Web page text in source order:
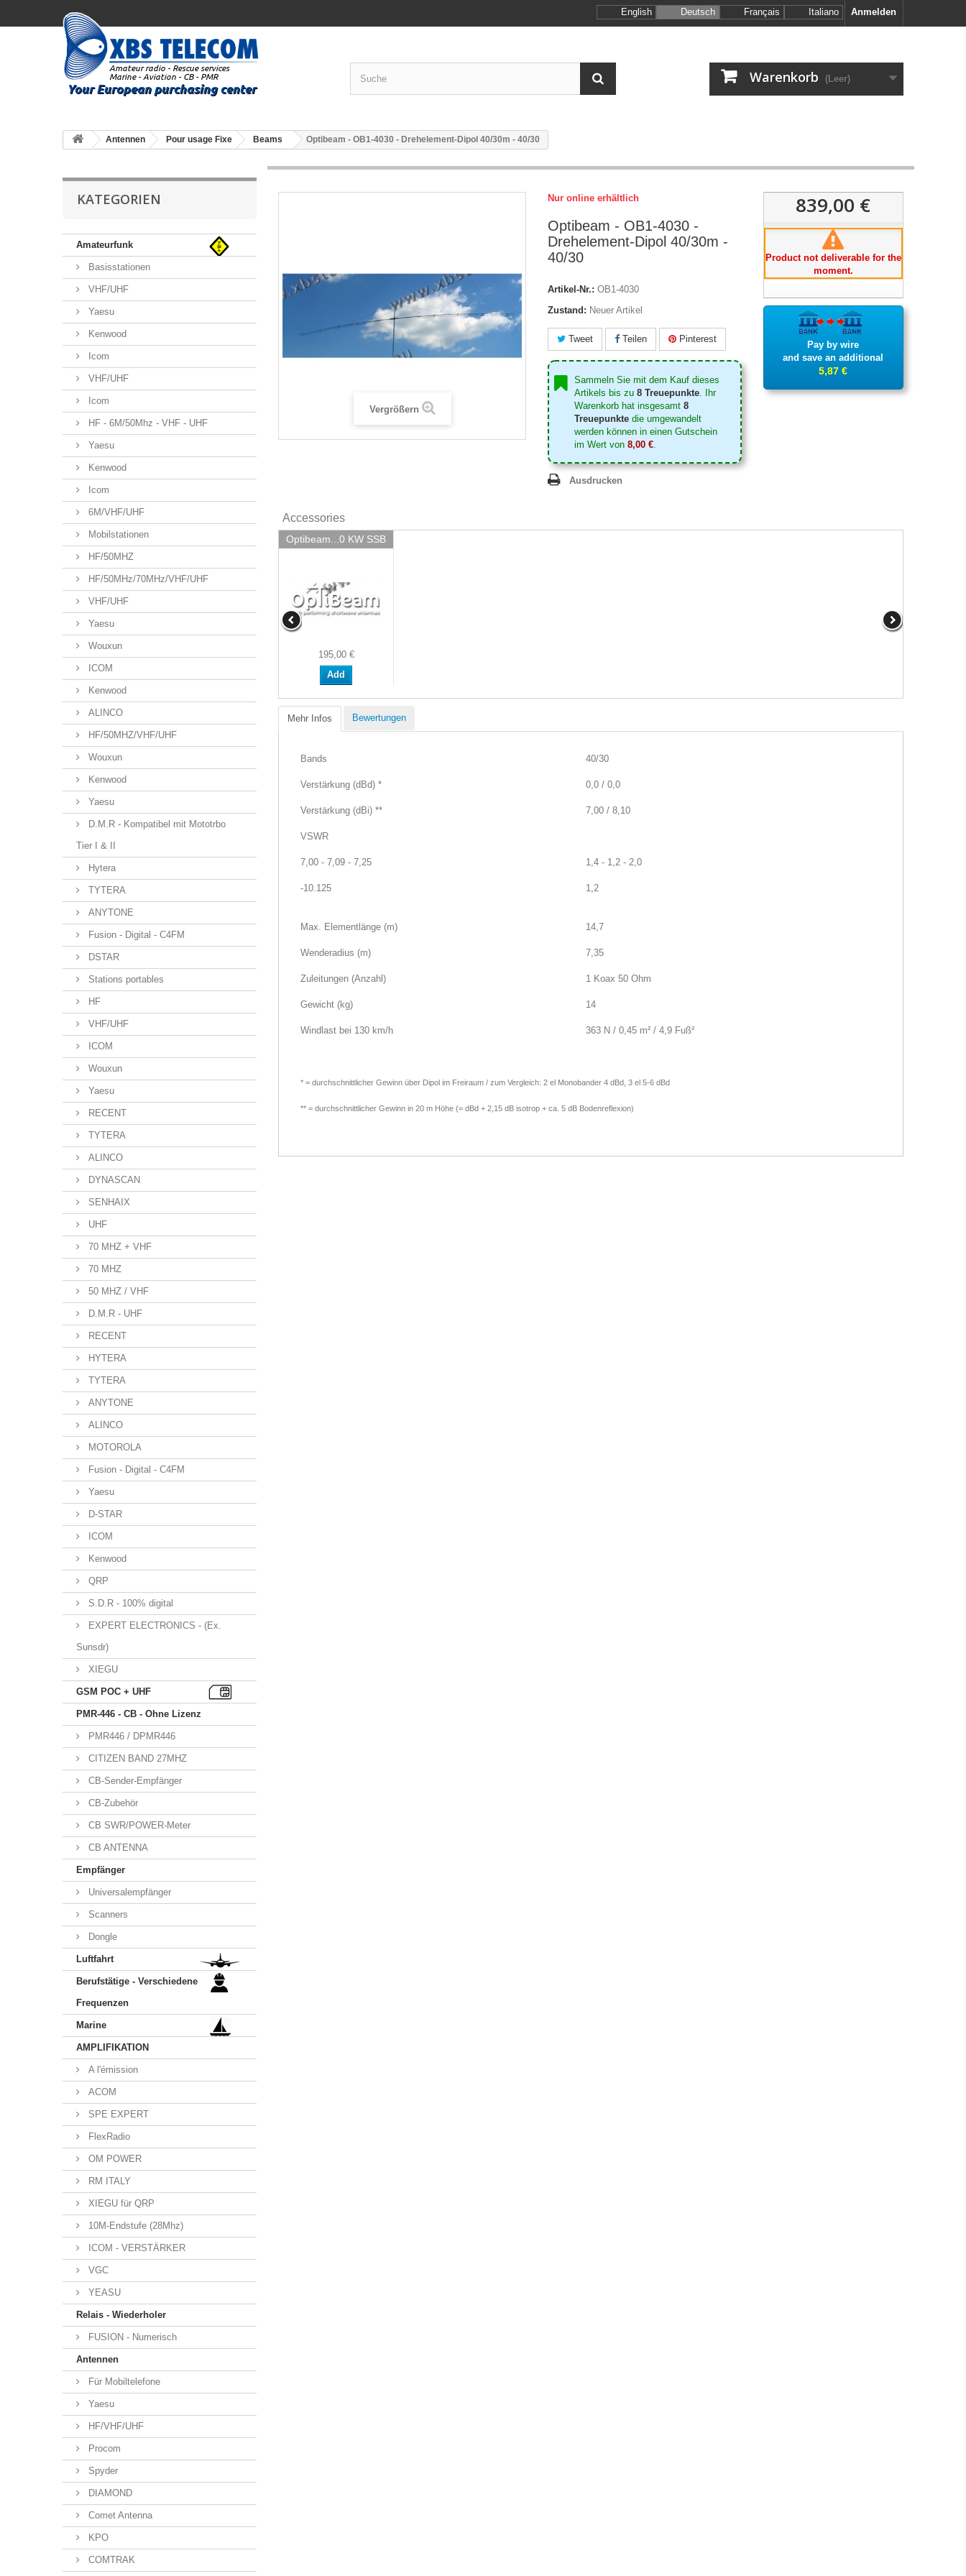
Anmelden
English Deutsch Français Italiano
Warenkorb (Leer)
Antennen Pour usage Fixe Beams Optibeam - OB1-4030 - Drehelement-Dipol 40/30m - 40/30
KATEGORIEN
Amateurfunk
Basisstationen
VHF/UHF
Yaesu
Kenwood
Icom
VHF/UHF
Icom
HF - 6M/50Mhz - VHF - UHF
Yaesu
Kenwood
Icom
6M/VHF/UHF
Mobilstationen
HF/50MHZ
HF/50MHz/70MHz/VHF/UHF
VHF/UHF
Yaesu
Wouxun
ICOM
Kenwood
ALINCO
HF/50MHZ/VHF/UHF
Wouxun
Kenwood
Yaesu
D.M.R - Kompatibel mit Mototrbo
Tier I & II
Hytera
TYTERA
ANYTONE
Fusion - Digital - C4FM
DSTAR
Stations portables
HF
VHF/UHF
ICOM
Wouxun
Yaesu
RECENT
TYTERA
ALINCO
DYNASCAN
SENHAIX
UHF
70 MHZ + VHF
70 MHZ
50 MHZ / VHF
D.M.R - UHF
RECENT
HYTERA
TYTERA
ANYTONE
ALINCO
MOTOROLA
Fusion - Digital - C4FM
Yaesu
D-STAR
ICOM
Kenwood
QRP
S.D.R - 100% digital
EXPERT ELECTRONICS - (Ex.
Sunsdr)
XIEGU
GSM POC + UHF
PMR-446 - CB - Ohne Lizenz
PMR446 / DPMR446
CITIZEN BAND 27MHZ
CB-Sender-Empfänger
CB-Zubehör
CB SWR/POWER-Meter
CB ANTENNA
Empfänger
Universalempfänger
Scanners
Dongle
Luftfahrt
Berufstätige - Verschiedene
Frequenzen
Marine
AMPLIFIKATION
A l'émission
ACOM
SPE EXPERT
FlexRadio
OM POWER
RM ITALY
XIEGU für QRP
10M-Endstufe (28Mhz)
ICOM - VERSTÄRKER
VGC
YEASU
Relais - Wiederholer
FUSION - Numerisch
Antennen
Für Mobiltelefone
Yaesu
HF/VHF/UHF
Procom
Spyder
DIAMOND
Comet Antenna
KPO
COMTRAK
Vergrößern
Nur online erhältlich
Optibeam - OB1-4030 -
Drehelement-Dipol 40/30m -
40/30
Artikel-Nr.: OB1-4030
Zustand: Neuer Artikel
Tweet Teilen Pinterest
Sammeln Sie mit dem Kauf dieses
Artikels bis zu 8 Treuepunkte. Ihr
Warenkorb hat insgesamt 8
Treuepunkte die umgewandelt
werden können in einen Gutschein
im Wert von 8,00 €.
Ausdrucken
839,00 €
Product not deliverable for the
moment.
Pay by wire
and save an additional
5,87 €
Accessories
Optibeam...0 KW SSB
195,00 €
Add
Mehr Infos Bewertungen
Bands 40/30
Verstärkung (dBd) * 0,0 / 0,0
Verstärkung (dBi) ** 7,00 / 8,10
VSWR
7,00 - 7,09 - 7,25 1,4 - 1,2 - 2,0
-10.125 1,2
Max. Elementlänge (m) 14,7
Wenderadius (m) 7,35
Zuleitungen (Anzahl) 1 Koax 50 Ohm
Gewicht (kg) 14
Windlast bei 130 km/h 363 N / 0,45 m² / 4,9 Fuß²
* = durchschnittlicher Gewinn über Dipol im Freiraum / zum Vergleich: 2 el Monobander 4 dBd, 3 el 5-6 dBd
** = durchschnittlicher Gewinn in 20 m Höhe (= dBd + 2,15 dB isotrop + ca. 5 dB Bodenreflexion)